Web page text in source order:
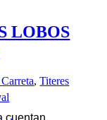
LOBOS
,Titeres
cuentan,